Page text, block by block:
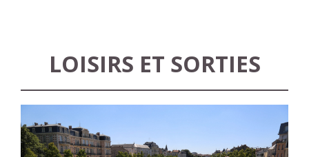
LOISIRS ET SORTIES